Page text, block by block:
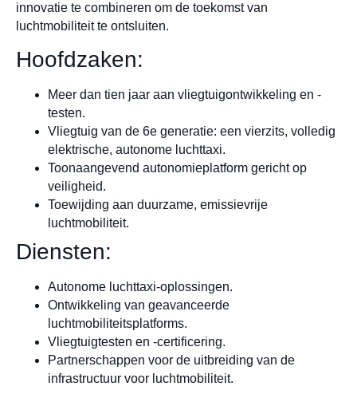
innovatie te combineren om de toekomst van
luchtmobiliteit te ontsluiten.
Hoofdzaken:
Meer dan tien jaar aan vliegtuigontwikkeling en -
testen.
Vliegtuig van de 6e generatie: een vierzits, volledig
elektrische, autonome luchttaxi.
Toonaangevend autonomieplatform gericht op
veiligheid.
Toewijding aan duurzame, emissievrije
luchtmobiliteit.
Diensten:
Autonome luchttaxi-oplossingen.
Ontwikkeling van geavanceerde
luchtmobiliteitsplatforms.
Vliegtuigtesten en -certificering.
Partnerschappen voor de uitbreiding van de
infrastructuur voor luchtmobiliteit.